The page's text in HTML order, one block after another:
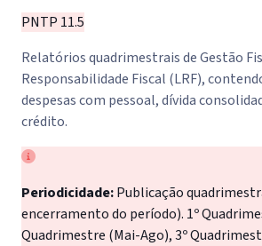
PNTP 11.5
Relatórios quadrimestrais de Gestão
Responsabilidade Fiscal (LRF),
despesas com pessoal, dívida
crédito.
Periodicidade:Publicação
encerramento do período). 1º
Quadrimestre (Mai-Ago), 3º